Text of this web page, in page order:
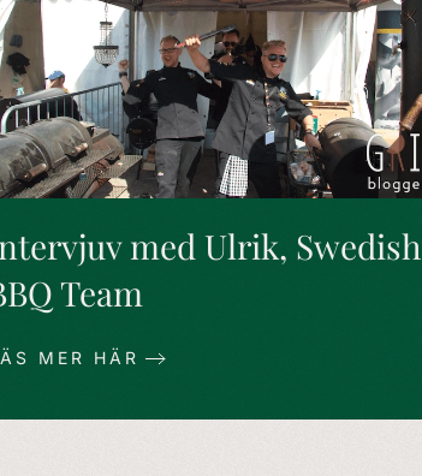
med Ulrik, Swedish
Team
MER HÄR